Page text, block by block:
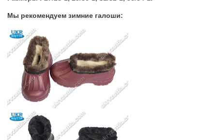
Мы рекомендуем зимние галоши: